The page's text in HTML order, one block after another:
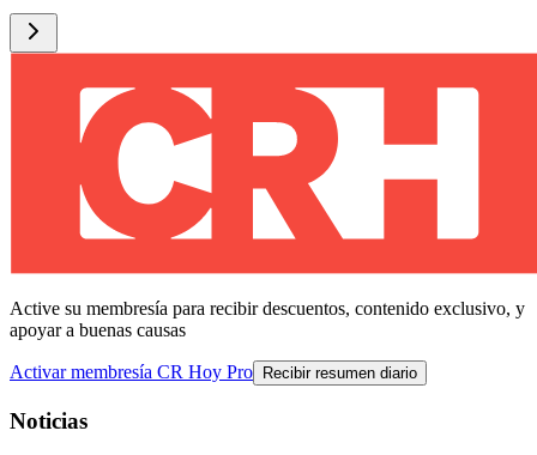
Active su membresía para recibir descuentos, contenido exclusivo, y
apoyar a buenas causas
Activar membresía CR Hoy Pro Recibir resumen diario
Noticias